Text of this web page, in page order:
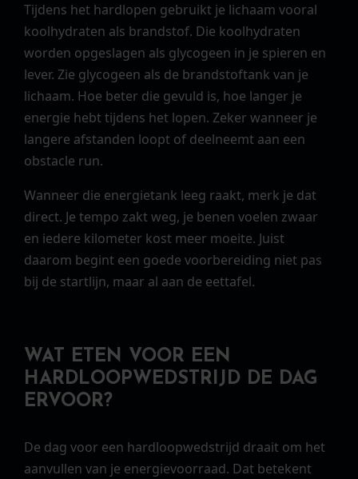
Tijdens het hardlopen gebruikt je lichaam vooral
koolhydraten als brandstof. Die koolhydraten
worden opgeslagen als glycogeen in je spieren en
lever. Zie glycogeen als de brandstoftank van je
lichaam. Hoe beter die gevuld is, hoe langer je
energie hebt tijdens het lopen. Zeker wanneer je
langere afstanden loopt of deelneemt aan een
obstacle run.
Wanneer die energietank leeg raakt, merk je dat
direct. Je tempo zakt weg, je benen voelen zwaar
en iedere kilometer kost meer moeite. Juist
daarom begint een goede voorbereiding niet pas
bij de startlijn, maar al aan de eettafel.
WAT ETEN VOOR EEN
HARDLOOPWEDSTRIJD DE DAG
ERVOOR?
De dag voor een hardloopwedstrijd draait om het
aanvullen van je energievoorraad. Dat betekent